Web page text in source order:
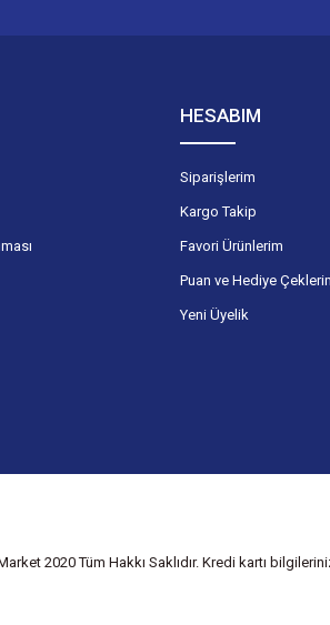
HESABIM
Siparişlerim
Kargo Takip
Favori Ürünlerim
Puan ve Hediye
Yeni Üyelik
2020 Tüm Hakkı Saklıdır. Kredi kartı